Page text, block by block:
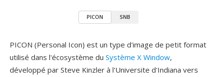
PICON SNB
PICON (Personal Icon) est un type d'image de petit format
utilisé dans l'écosystème du Système X Window,
développé par Steve Kinzler à l'Universite d'Indiana vers